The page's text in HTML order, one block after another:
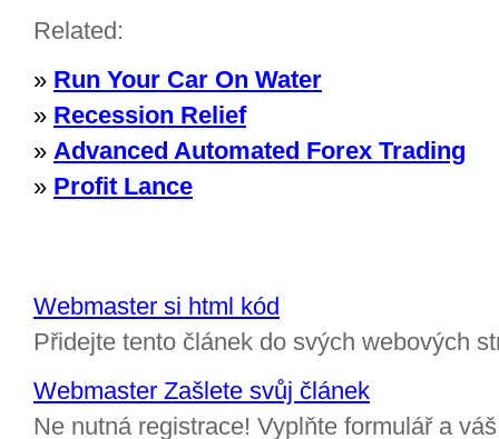
Related:
» Run Your Car On Water
» Recession Relief
» Advanced Automated Forex Trading
» Profit Lance
Webmaster si html kód
Přidejte tento článek do svých webových
Webmaster Zašlete svůj článek
Ne nutná registrace! Vyplňte formulář a